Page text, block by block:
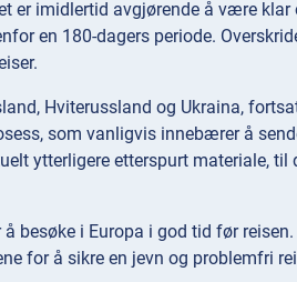
er imidlertid avgjørende å være klar
en 180-dagers periode.
Hviterussland og Ukraina,
som vanligvis innebærer å
ytterligere etterspurt materiale, til
besøke i Europa i god tid før
for å sikre en jevn og problemfri